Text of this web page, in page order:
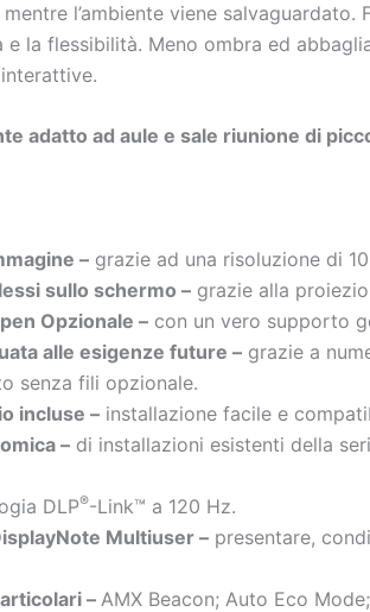
l’ambiente viene
la flessibilità. Meno ombra ed
adatto ad aule e sale riunione di
– grazie ad una risoluzione di
sullo schermo – grazie alla
Opzionale – con un vero supporto
alle esigenze future – grazie a
senza fili opzionale.
incluse – installazione facile e
– di installazioni esistenti della
DLP®-Link™ a 120 Hz.
Multiuser – presentare,
– AMX Beacon; Auto Eco Mode